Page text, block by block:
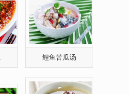
好 黑豆鲤鱼汤怎么做(图